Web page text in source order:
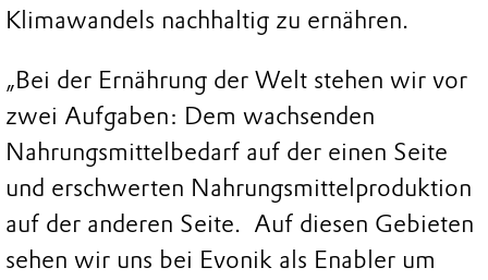
Klimawandels nachhaltig zu ernähren.
„Bei der Ernährung der Welt stehen wir vor
zwei Aufgaben: Dem wachsenden
Nahrungsmittelbedarf auf der einen Seite
und erschwerten Nahrungsmittelproduktion
auf der anderen Seite. Auf diesen Gebieten
sehen wir uns bei Evonik als Enabler um